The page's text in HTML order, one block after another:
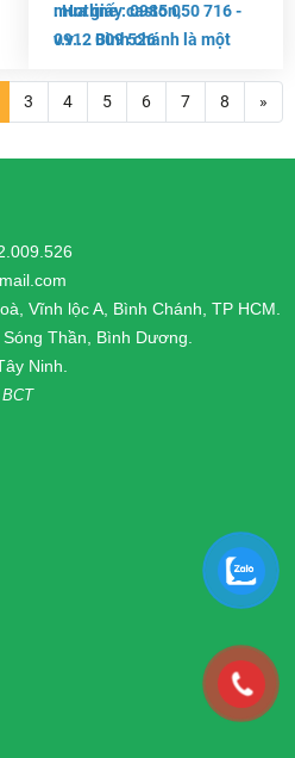
mua giấy caston,
v.v.... Bình chánh là một
thành thuộc Thành phố Hồ
Chí Minh. Nơi đây có tốc
độ đô thị hóa cao, dân cư
: Hotline : 0985 050 716 -
0912 009 526
3 4 5 6 7 8 »
Vĩnh lộc A, Bình Chánh, TP HCM.
Thần, Bình Dương.
Ninh.